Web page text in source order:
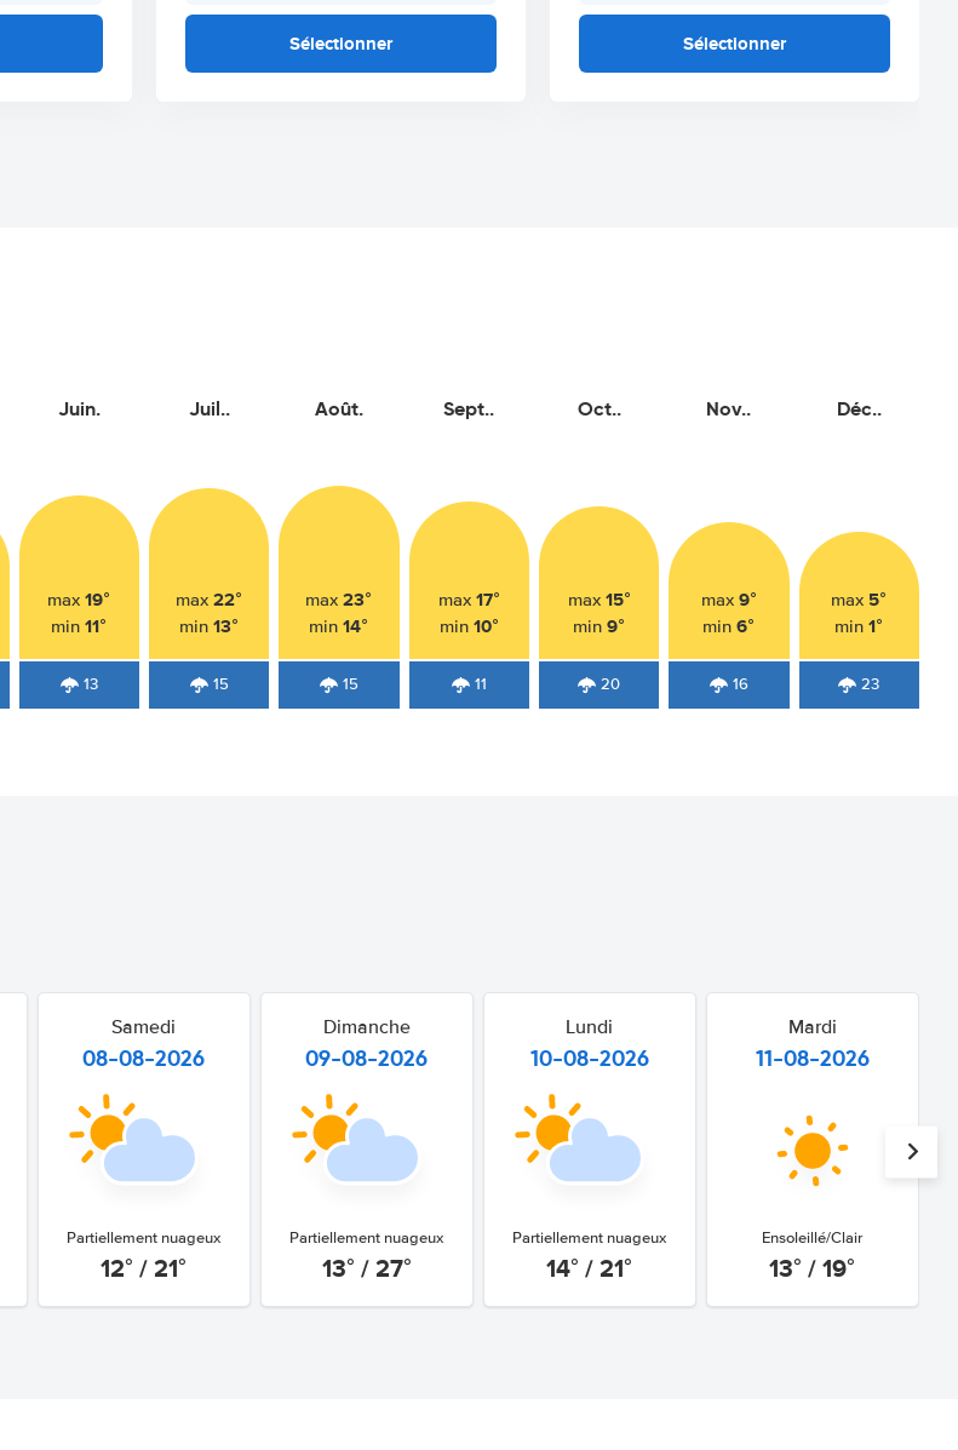
Sélectionner Sélectionner
Juin.
max19°
min11°
13
Juil..
max22°
min13°
15
Août.
max23°
min14°
15
Sept..
max 17°
min 10°
11
Oct..
max 15°
min9°
20
Nov..
max 9°
min6°
16
Déc..
max 5°
min1°
23
Samedi
08-08-2026
Partiellement nuageux
12° / 21°
Dimanche
09-08-2026
Partiellement nuageux
13° / 27°
Lundi
10-08-2026
Partiellement nuageux
14° / 21°
Mardi
11-08-2026
Ensoleillé/Clair
13° / 19°